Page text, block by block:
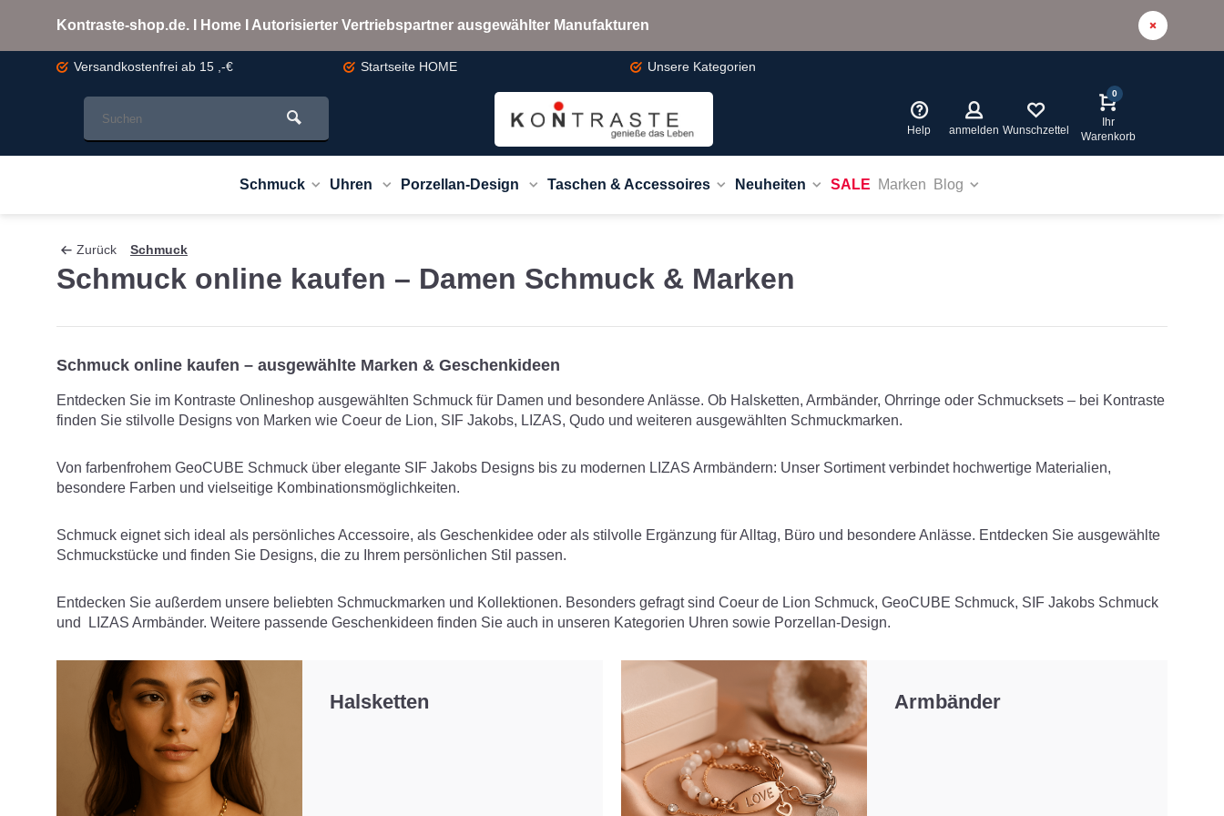
Kontraste-shop.de. I Home I Autorisierter Vertriebspartner ausgewählter Manufakturen
Versandkostenfrei ab 15 ,-€ Startseite HOME Unsere Kategorien
Help anmelden Wunschzettel
0
Ihr
Warenkorb
Schmuck Uhren Porzellan-Design Taschen & Accessoires Neuheiten SALE Marken Blog
Zurück Schmuck
Schmuck online kaufen – Damen Schmuck & Marken
Schmuck online kaufen – ausgewählte Marken & Geschenkideen
Entdecken Sie im Kontraste Onlineshop ausgewählten Schmuck für Damen und besondere Anlässe. Ob Halsketten, Armbänder, Ohrringe oder Schmucksets – bei Kontraste
finden Sie stilvolle Designs von Marken wie Coeur de Lion, SIF Jakobs, LIZAS, Qudo und weiteren ausgewählten Schmuckmarken.
Von farbenfrohem GeoCUBE Schmuck über elegante SIF Jakobs Designs bis zu modernen LIZAS Armbändern: Unser Sortiment verbindet hochwertige Materialien,
besondere Farben und vielseitige Kombinationsmöglichkeiten.
Schmuck eignet sich ideal als persönliches Accessoire, als Geschenkidee oder als stilvolle Ergänzung für Alltag, Büro und besondere Anlässe. Entdecken Sie ausgewählte
Schmuckstücke und finden Sie Designs, die zu Ihrem persönlichen Stil passen.
Entdecken Sie außerdem unsere beliebten Schmuckmarken und Kollektionen. Besonders gefragt sind Coeur de Lion Schmuck, GeoCUBE Schmuck, SIF Jakobs Schmuck
und
LIZAS Armbänder. Weitere passende Geschenkideen finden Sie auch in unseren Kategorien Uhren sowie Porzellan-Design.
Halsketten Armbänder